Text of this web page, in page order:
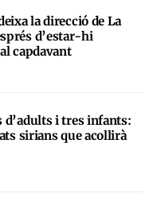
la direcció de La
d’estar-hi
capdavant
d’adults i tres infants:
sirians que acollirà